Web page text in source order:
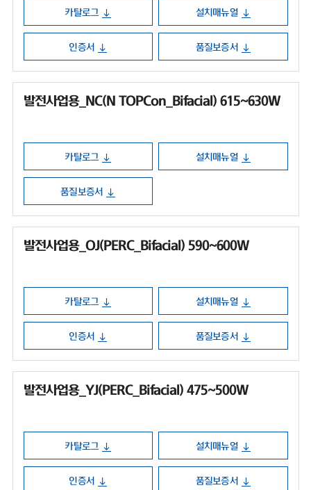
카탈로그 설치매뉴얼
인증서 품질보증서
발전사업용_NC(N TOPCon_Bifacial) 615~630W
카탈로그 설치매뉴얼
품질보증서
발전사업용_OJ(PERC_Bifacial) 590~600W
카탈로그 설치매뉴얼
인증서 품질보증서
발전사업용_YJ(PERC_Bifacial) 475~500W
카탈로그 설치매뉴얼
인증서 품질보증서